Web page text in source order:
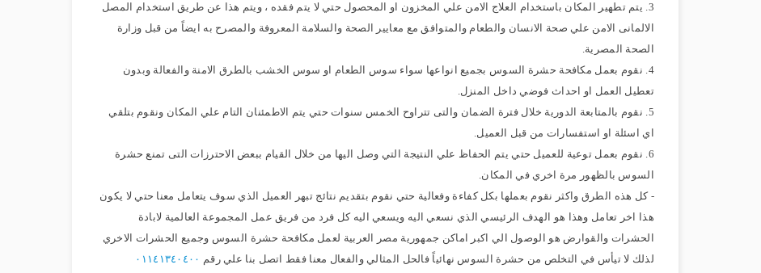
3. يتم تطهير المكان باستخدام العلاج الامن علي المخزون او المحصول حتي لا يتم فقده ، ويتم هذا عن طريق استخدام المصل
الالمانى الامن علي صحة الانسان والطعام والمتوافق مع معايير الصحة والسلامة المعروفة والمصرح به ايضاً من قبل وزارة
الصحة المصرية.
4. نقوم بعمل مكافحة حشرة السوس بجميع انواعها سواء سوس الطعام او سوس الخشب بالطرق الامنة والفعالة وبدون
تعطيل العمل او احداث فوضي داخل المنزل.
5. نقوم بالمتابعة الدورية خلال فترة الضمان والتى تتراوح الخمس سنوات حتي يتم الاطمئنان التام علي المكان ونقوم بتلقي
اي اسئلة او استفسارات من قبل العميل.
6. نقوم بعمل توعية للعميل حتي يتم الحفاظ علي النتيجة التي وصل اليها من خلال القيام ببعض الاحترزات التى تمنع حشرة
السوس بالظهور مرة اخري في المكان.
- كل هذه الطرق واكثر نقوم بعملها بكل كفاءة وفعالية حتي نقوم بتقديم نتائج تبهر العميل الذي سوف يتعامل معنا حتي لا يكون
هذا اخر تعامل وهذا هو الهدف الرئيسي الذي نسعي اليه ويسعي اليه كل فرد من فريق عمل المجموعة العالمية لابادة
الحشرات والقوارض هو الوصول الي اكبر اماكن جمهورية مصر العربية لعمل مكافحة حشرة السوس وجميع الحشرات الاخري
لذلك لا تيأس في التخلص من حشرة السوس نهائياً فالحل المثالي والفعال معنا فقط اتصل بنا علي رقم ٠١١٤١٣٤٠٤٠٠